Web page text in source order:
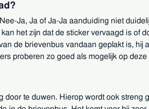
Ja, Ja of Ja-Ja aanduiding niet
het zijn dat de sticker vervaagd is of
de brievenbus vandaan geplakt is, hij
proberen zo goed als mogelijk op deze
te duwen. Hierop wordt ook streng